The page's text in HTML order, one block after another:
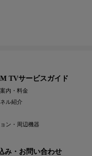
TVサービスガイド
内・料金
ル紹介
ン・周辺機器
み・お問い合わせ